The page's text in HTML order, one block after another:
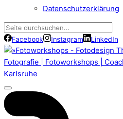
Datenschutzerklärung
Facebook Instagram LinkedIn